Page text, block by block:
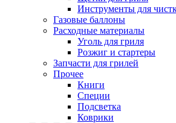
Инструменты для
Газовые баллоны
Расходные материалы
Уголь для гриля
Розжиг и стартеры
Запчасти для грилей
Прочее
Книги
Специи
Подсветка
Коврики